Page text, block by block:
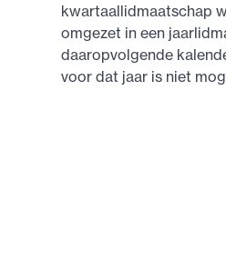
kwartaallidmaatschap
omgezet in een
daaropvolgende
voor dat jaar is niet